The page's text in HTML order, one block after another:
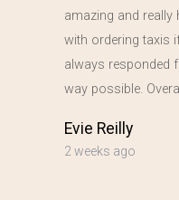
amazing and really
with ordering taxis
always responded
way possible.
Evie Reilly
2 weeks ago